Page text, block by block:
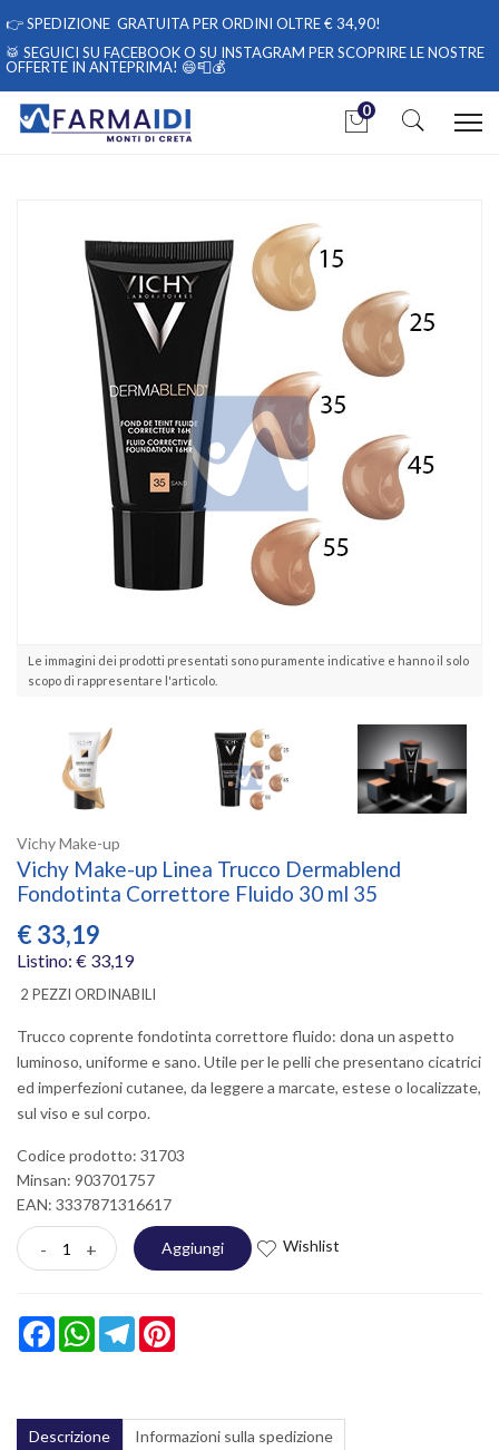
👉SPEDIZIONE GRATUITA PER ORDINI OLTRE € 34,90!
🥁 SEGUICI SU FACEBOOKO SU INSTAGRAM PER SCOPRIRE LE NOSTRE
OFFERTE IN ANTEPRIMA! 😄📮💰
0
Fluido 30 ml 35
Le immagini dei prodotti presentati sono puramente indicative e hanno il solo
scopo di rappresentare l'articolo.
Vichy Make-up
Vichy Make-up Linea Trucco Dermablend
Fondotinta Correttore Fluido 30 ml 35
€33,19
Listino: € 33,19
2 PEZZI ORDINABILI
Trucco coprente fondotinta correttore fluido: dona un aspetto
luminoso, uniforme e sano. Utile per le pelli che presentano cicatrici
ed imperfezioni cutanee, da leggere a marcate, estese o localizzate,
sul viso e sul corpo.
Codice prodotto: 31703
Minsan: 903701757
EAN: 3337871316617
- + Aggiungi Wishlist
FacebookWhatsAppTelegram
Descrizione Informazioni sulla spedizione